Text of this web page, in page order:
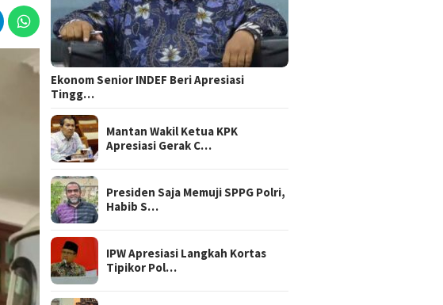
Ekonom Senior INDEF Beri Apresiasi
Tingg…
Mantan Wakil Ketua KPK
Apresiasi Gerak C…
Presiden Saja Memuji SPPG Polri,
Habib S…
IPW Apresiasi Langkah Kortas
Tipikor Pol…